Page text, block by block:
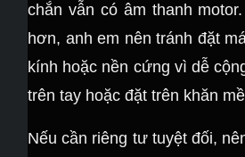
chắn vẫn có âm thanh
hơn, anh em nên tránh đặt
kính hoặc nền cứng vì dễ
trên tay hoặc đặt trên khăn
Nếu cần riêng tư tuyệt đối,